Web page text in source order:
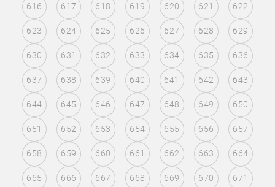
616 617 618 619 620 621 622
623 624 625 626 627 628 629
630 631 632 633 634 635 636
637 638 639 640 641 642 643
644 645 646 647 648 649 650
651 652 653 654 655 656 657
658 659 660 661 662 663 664
665 666 667 668 669 670 671